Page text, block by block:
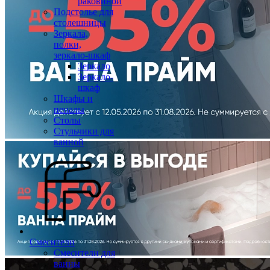
Подстолье для
столешницы
Зеркала,
полки,
зеркало-шкаф
Зеркало
Зеркало-
шкаф
Шкафы и
пеналы
Столы
Стульчики для
ванной
Смесители
Смесители для
ванны